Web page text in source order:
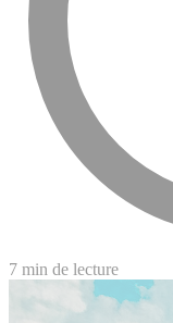
7 min de lecture